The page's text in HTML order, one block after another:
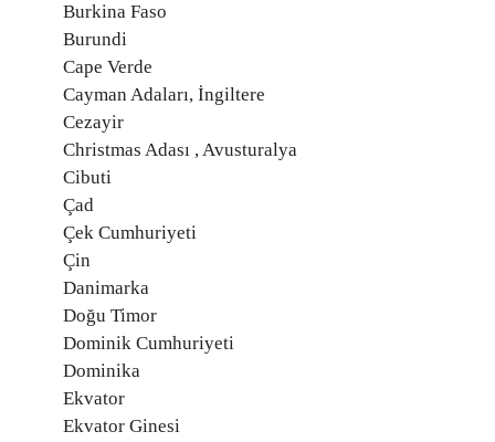
Burkina Faso
Burundi
Cape Verde
Cayman Adaları, İngiltere
Cezayir
Christmas Adası , Avusturalya
Cibuti
Çad
Çek Cumhuriyeti
Çin
Danimarka
Doğu Timor
Dominik Cumhuriyeti
Dominika
Ekvator
Ekvator Ginesi